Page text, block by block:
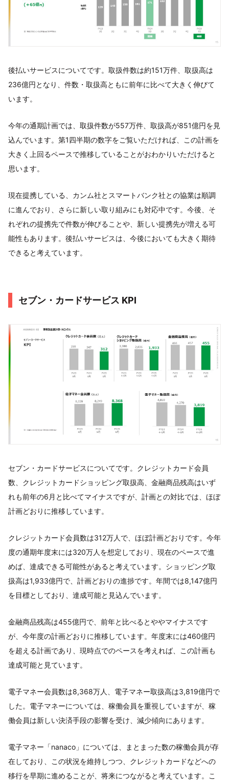
後払いサービスについてです。取扱件数は約151万件、取扱高は
236億円となり、件数・取扱高ともに前年に比べて大きく伸びて
います。
今年の通期計画では、取扱件数が557万件、取扱高が851億円を見
込んでいます。第1四半期の数字をご覧いただければ、この計画を
大きく上回るペースで推移していることがおわかりいただけると
思います。
現在提携している、カンム社とスマートバンク社との協業は順調
に進んでおり、さらに新しい取り組みにも対応中です。今後、そ
れぞれの提携先で件数が伸びることや、新しい提携先が増える可
能性もあります。後払いサービスは、今後においても大きく期待
できると考えています。
セブン・カードサービス KPI
セブン・カードサービスについてです。クレジットカード会員
数、クレジットカードショッピング取扱高、金融商品残高はいず
れも前年の6月と比べてマイナスですが、計画との対比では、ほぼ
計画どおりに推移しています。
クレジットカード会員数は312万人で、ほぼ計画どおりです。今年
度の通期年度末には320万人を想定しており、現在のペースで進
めば、達成できる可能性があると考えています。ショッピング取
扱高は1,933億円で、計画どおりの進捗です。年間では8,147億円
を目標としており、達成可能と見込んでいます。
金融商品残高は455億円で、前年と比べるとややマイナスです
が、今年度の計画どおりに推移しています。年度末には460億円
を超える計画であり、現時点でのペースを考えれば、この計画も
達成可能と見ています。
電子マネー会員数は8,368万人、電子マネー取扱高は3,819億円で
した。電子マネーについては、稼働会員を重視していますが、稼
働会員は新しい決済手段の影響を受け、減少傾向にあります。
電子マネー「nanaco」については、まとまった数の稼働会員が存
在しており、この状況を維持しつつ、クレジットカードなどへの
移行を早期に進めることが、将来につながると考えています。こ